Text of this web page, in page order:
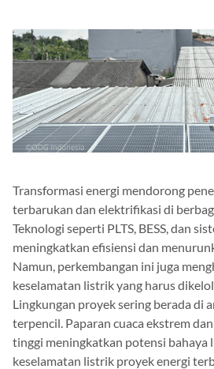
Transformasi energi mendorong
terbarukan dan elektrifikasi di
Teknologi seperti PLTS, BESS, dan
meningkatkan efisiensi dan
Namun, perkembangan ini juga
keselamatan listrik yang harus
Lingkungan proyek sering berada di
terpencil. Paparan cuaca ekstrem
tinggi meningkatkan potensi bahaya
keselamatan listrik proyek energi